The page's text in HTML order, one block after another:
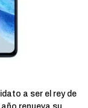
a ser el rey de